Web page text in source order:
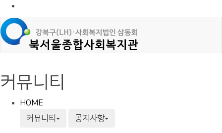
커뮤니티
HOME
커뮤니티
공지사항